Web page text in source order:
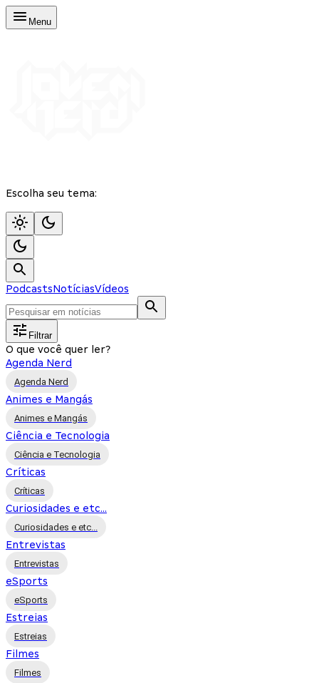
Menu
Escolha seu tema:
PodcastsNotíciasVídeos
Filtrar
O que você quer ler?
Agenda Nerd
Agenda Nerd
Animes e Mangás
Animes e Mangás
Ciência e Tecnologia
Ciência e Tecnologia
Críticas
Críticas
Curiosidades e etc...
Curiosidades e etc...
Entrevistas
Entrevistas
eSports
eSports
Estreias
Estreias
Filmes
Filmes